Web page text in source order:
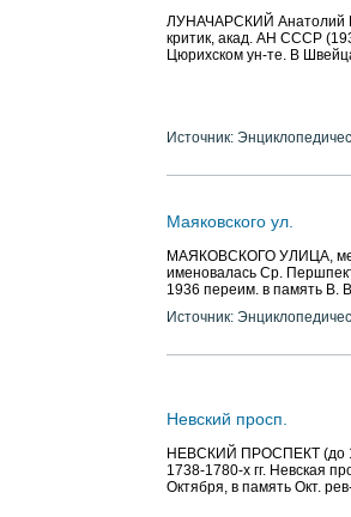
ЛУНАЧАРСКИЙ Анатолий
критик, акад. АН СССР
Цюрихском ун-те. В
Источник:
Маяковского ул.
МАЯКОВСКОГО УЛИЦА,
именовалась Ср.
1936 переим. в память В.
Источник:
Невский просп.
НЕВСКИЙ ПРОСПЕКТ (до
1738-1780-х гг. Невская
Октября, в память Окт.